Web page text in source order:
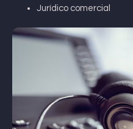
Jurídico comercial